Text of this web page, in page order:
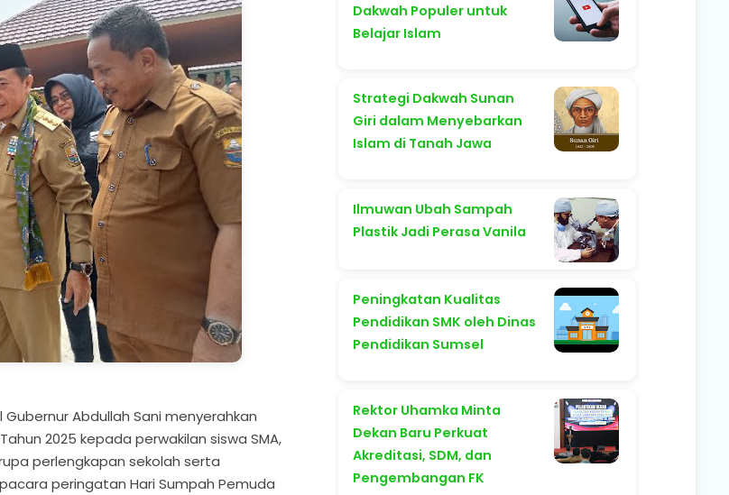
Abdullah Sani menyerahkan
2025 kepada perwakilan siswa SMA,
perlengkapan sekolah serta
peringatan Hari Sumpah Pemuda
Dakwah Populer untuk
Belajar Islam
Strategi Dakwah Sunan
Giri dalam Menyebarkan
Islam di Tanah Jawa
Ilmuwan Ubah Sampah
Plastik Jadi Perasa Vanila
Peningkatan Kualitas
Pendidikan SMK oleh Dinas
Pendidikan Sumsel
Rektor Uhamka Minta
Dekan Baru Perkuat
Akreditasi, SDM, dan
Pengembangan FK